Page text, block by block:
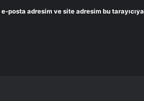
posta adresim ve site adresim bu tarayıcıya